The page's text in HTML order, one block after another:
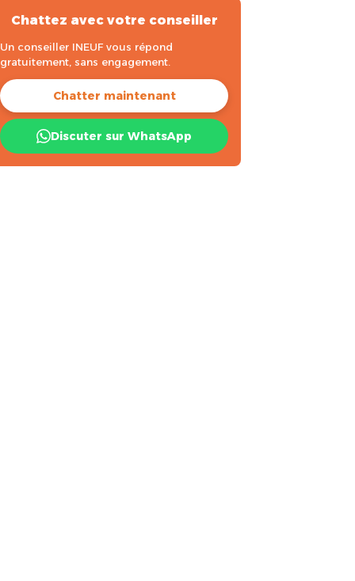
Chattez avec votre conseiller
Un conseiller INEUF vous répond
gratuitement, sans engagement.
Chatter maintenant
Discuter sur WhatsApp